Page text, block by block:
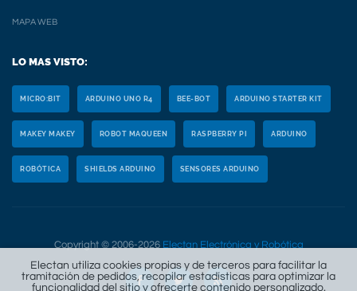
MAPA WEB
LO MAS VISTO:
MICRO:BIT ARDUINO UNO R4 BEE-BOT ARDUINO STARTER KIT
MAKEY MAKEY ROBOT MAQUEEN RASPBERRY PI ARDUINO
ROBÓTICA SHIELDS ARDUINO SENSORES ARDUINO
Copyright © 2006-2026 Electan Electrónica y Robótica
Electan utiliza cookies propias y de terceros para facilitar la
tramitación de pedidos, recopilar estadísticas para optimizar la
funcionalidad del sitio y ofrecerte contenido personalizado.